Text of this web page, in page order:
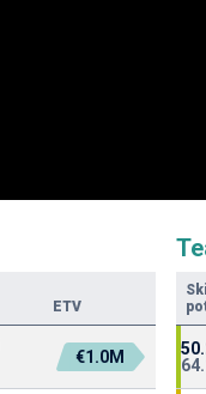
ETV
€1.0M